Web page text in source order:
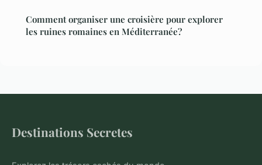
Comment organiser une croisière pour explorer
les ruines romaines en Méditerranée?
Destinations Secretes